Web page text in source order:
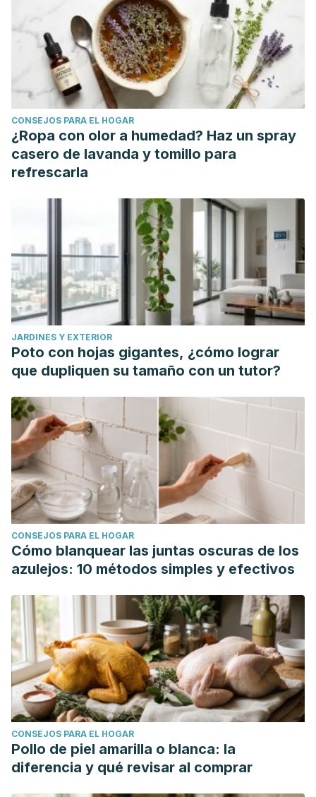
and hyposalivation on the quality of life of patients with
type II diabetes mellitus. Electronic Physician, 9(11), 5814–
5819. https://doi.org/10.19082/5814
Escobar, Deyanira Cabrera, Luis González Valdés, and
Orquídea Ferrer Hurtado. "Xerostomía en pacientes con
síndrome de Sjögren."Revista Electrónica Dr. Zoilo E.
Marinello Vidaurreta42.1 (2017).
Hoseini, A., Mirzapour, A., Bijani, A., & Shirzad, A. (2017).
Salivary flow rate and xerostomia in patients with type I and
https://doi.org/10.19082/5244
Navea Aguilera, C., Guijarro de Armas, M. G., Monereo
Megías, S., Merino Viveros, M., & Torán Ranero, C. (2015,
January 1). Relación entre xerostomía y diabetes mellitus:
Una complicación poco conocida. Endocrinologia y
Nutricion. Elsevier Doyma.
https://doi.org/10.1016/j.endonu.2014.09.004
Xerostomía: Diagnóstico y Manejo Clínico. (n.d.). Retrieved
August 29, 2020, from http://scielo.isciii.es/scielo.php?
López-Pintor, R. M., Casañas, E., González-Serrano, J.,
Serrano, J., Ramírez, L., De Arriba, L., & Hernández, G.
(2016). Xerostomia, Hyposalivation, and Salivary Flow in
Diabetes Patients. Journal of Diabetes Research. Hindawi
Limited. https://doi.org/10.1155/2016/4372852
García Chías, Begoña. Prevalencia de los efectos orales
secundarios a la quimioterapia en un hospital de Madrid y
factores asociados. Diss. Universidad Complutense de
Madrid, 2019.
MANEJO TERAPEÚTICO DEL PACIENTE CON XEROSTOMÍA.
(n.d.). Retrieved August 29, 2020, from
https://www.actaodontologica.com/ediciones/2001/1/
Ivanovski, K., et al. "Xerostomia and salivary levels of
glucose and urea in patients with diabetes."Contributions
of Macedonian Academy of Sciences & Arts33.2 (2012).
CONSEJOS PARA EL HOGAR
¿Ropa con olor a humedad? Haz un spray
casero de lavanda y tomillo para
refrescarla
JARDINES Y EXTERIOR
Poto con hojas gigantes, ¿cómo lograr
que dupliquen su tamaño con un tutor?
CONSEJOS PARA EL HOGAR
Cómo blanquear las juntas oscuras de los
azulejos: 10 métodos simples y efectivos
CONSEJOS PARA EL HOGAR
Pollo de piel amarilla o blanca: la
diferencia y qué revisar al comprar